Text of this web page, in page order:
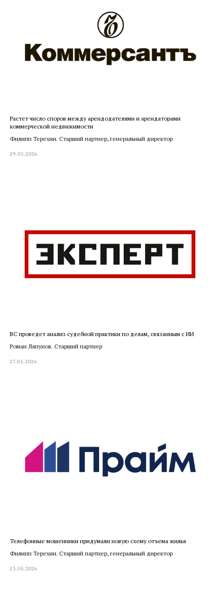
Растет число споров между арендодателями и арендаторами
коммерческой недвижимости
Филипп Терехин. Старший партнер, генеральный директор
29.05.2026
ВС проведет анализ судебной практики по делам, связанным с ИИ
Роман Ляпунов. Старший партнер
27.05.2026
Телефонные мошенники придумали новую схему отъема жилья
Филипп Терехин. Старший партнер, генеральный директор
23.05.2026